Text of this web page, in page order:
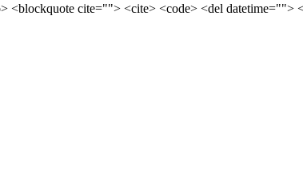
cite=""> <cite> <code> <del datetime="">